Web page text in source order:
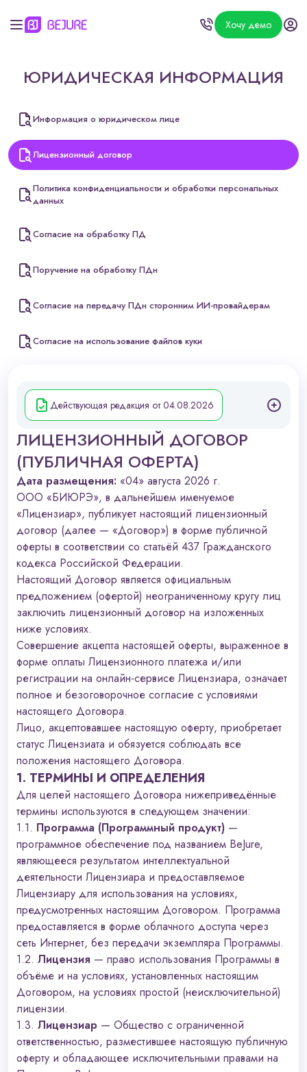
Хочу демо
ЮРИДИЧЕСКАЯ ИНФОРМАЦИЯ
Информация о юридическом лице
Лицензионный договор
Политика конфиденциальности и обработки персональных
данных
Согласие на обработку ПД
Поручение на обработку ПДн
Согласие на передачу ПДн сторонним ИИ-провайдерам
Согласие на использование файлов куки
Действующая редакция от 04.08.2026
ЛИЦЕНЗИОННЫЙ ДОГОВОР
(ПУБЛИЧНАЯ ОФЕРТА)
Дата размещения: «04» августа 2026 г.
ООО «БИЮРЭ», в дальнейшем именуемое
«Лицензиар», публикует настоящий лицензионный
договор (далее — «Договор») в форме публичной
оферты в соответствии со статьёй 437 Гражданского
кодекса Российской Федерации.
Настоящий Договор является официальным
предложением (офертой) неограниченному кругу лиц
заключить лицензионный договор на изложенных
ниже условиях.
Совершение акцепта настоящей оферты, выраженное в
форме оплаты Лицензионного платежа и/или
регистрации на онлайн-сервисе Лицензиара, означает
полное и безоговорочное согласие с условиями
настоящего Договора.
Лицо, акцептовавшее настоящую оферту, приобретает
статус Лицензиата и обязуется соблюдать все
положения настоящего Договора.
1. ТЕРМИНЫ И ОПРЕДЕЛЕНИЯ
Для целей настоящего Договора нижеприведённые
термины используются в следующем значении:
1.1. Программа (Программный продукт) —
программное обеспечение под названием BeJure,
являющееся результатом интеллектуальной
деятельности Лицензиара и предоставляемое
Лицензиару для использования на условиях,
предусмотренных настоящим Договором. Программа
предоставляется в форме облачного доступа через
сеть Интернет, без передачи экземпляра Программы.
1.2. Лицензия — право использования Программы в
объёме и на условиях, установленных настоящим
Договором, на условиях простой (неисключительной)
лицензии.
1.3. Лицензиар — Общество с ограниченной
ответственностью, разместившее настоящую публичную
оферту и обладающее исключительными правами на